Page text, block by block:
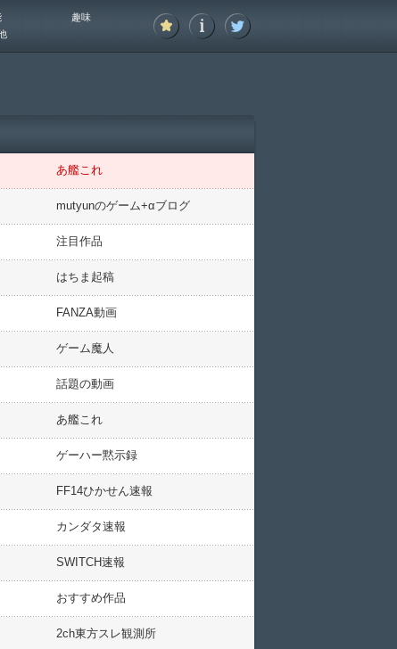
趣味
あ艦これ
mutyunのゲーム+αブログ
注目作品
はちま起稿
FANZA動画
ゲーム魔人
話題の動画
あ艦これ
ゲーハー黙示録
FF14ひかせん速報
カンダタ速報
SWITCH速報
おすすめ作品
2ch東方スレ観測所